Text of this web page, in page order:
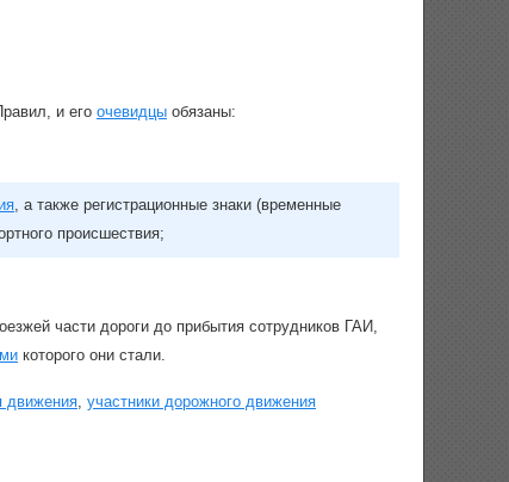
и его очевидцы обязаны:
, а также регистрационные знаки (временные
происшествия;
части дороги до прибытия сотрудников ГАИ,
которого они стали.
движения, участники дорожного движения